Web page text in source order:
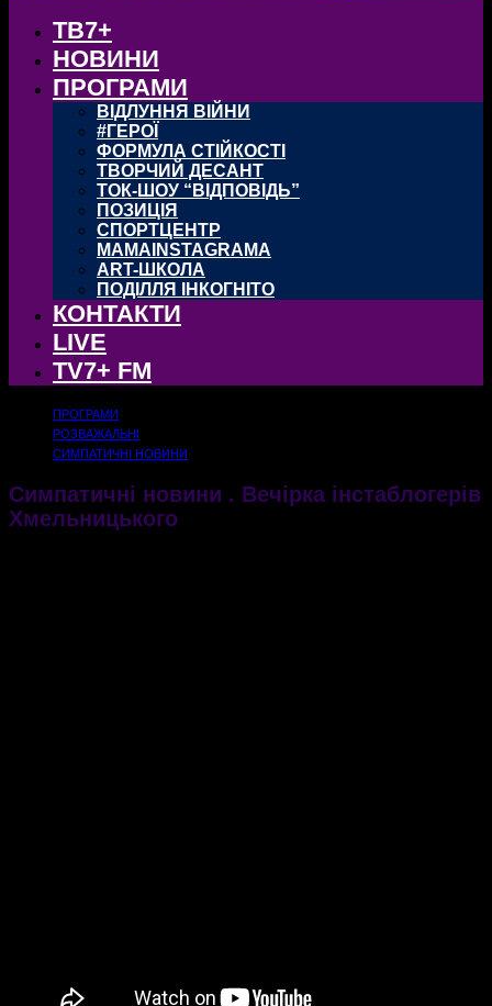
ТВ7+
НОВИНИ
ПРОГРАМИ
ВІДЛУННЯ ВІЙНИ
#ГЕРОЇ
ФОРМУЛА СТІЙКОСТІ
ТВОРЧИЙ ДЕСАНТ
ТОК-ШОУ “ВІДПОВІДЬ”
ПОЗИЦІЯ
СПОРТЦЕНТР
MAMAINSTAGRAMA
ART-ШКОЛА
ПОДІЛЛЯ ІНКОГНІТО
КОНТАКТИ
LIVE
TV7+ FM
ПРОГРАМИ
РОЗВАЖАЛЬНІ
СИМПАТИЧНІ НОВИНИ
Симпатичні новини . Вечірка інстаблогерів
Хмельницького